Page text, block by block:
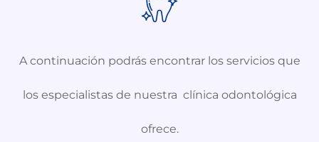
A continuación podrás encontrar los servicios que
los especialistas de nuestra clínica odontológica
ofrece.